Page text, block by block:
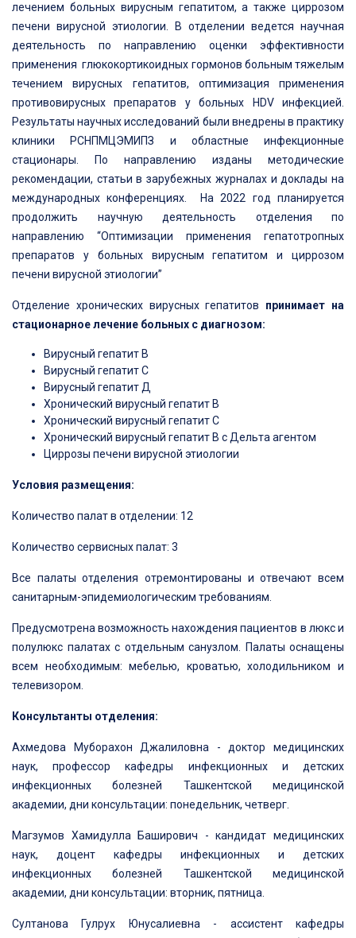
лечением больных вирусным гепатитом, а также циррозом
печени вирусной этиологии. В отделении ведется научная
деятельность по направлению оценки эффективности
применения глюкокортикоидных гормонов больным тяжелым
течением вирусных гепатитов, оптимизация применения
противовирусных препаратов у больных HDV инфекцией.
Результаты научных исследований были внедрены в практику
клиники РСНПМЦЭМИПЗ и областные инфекционные
стационары. По направлению изданы методические
рекомендации, статьи в зарубежных журналах и доклады на
международных конференциях. На 2022 год планируется
продолжить научную деятельность отделения по
направлению “Оптимизации применения гепатотропных
препаратов у больных вирусным гепатитом и циррозом
печени вирусной этиологии”
Отделение хронических вирусных гепатитов принимает на
стационарное лечение больных с диагнозом:
Вирусный гепатит В
Вирусный гепатит С
Вирусный гепатит Д
Хронический вирусный гепатит В
Хронический вирусный гепатит С
Хронический вирусный гепатит В с Дельта агентом
Циррозы печени вирусной этиологии
Условия размещения:
Количество палат в отделении: 12
Количество сервисных палат: 3
Все палаты отделения отремонтированы и отвечают всем
санитарным-эпидемиологическим требованиям.
Предусмотрена возможность нахождения пациентов в люкс и
полулюкс палатах с отдельным санузлом. Палаты оснащены
всем необходимым: мебелью, кроватью, холодильником и
телевизором.
Консультанты отделения:
Ахмедова Муборахон Джалиловна - доктор медицинских
наук, профессор кафедры инфекционных и детских
инфекционных болезней Ташкентской медицинской
академии, дни консультации: понедельник, четверг.
Магзумов Хамидулла Баширович - кандидат медицинских
наук, доцент кафедры инфекционных и детских
инфекционных болезней Ташкентской медицинской
академии, дни консультации: вторник, пятница.
Султанова Гулрух Юнусалиевна - ассистент кафедры